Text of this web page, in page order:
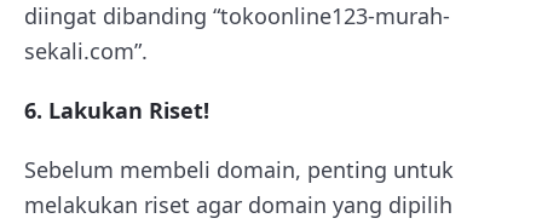
diingat dibanding “tokoonline123-murah-
sekali.com”.
6. Lakukan Riset!
Sebelum membeli domain, penting untuk
melakukan riset agar domain yang dipilih